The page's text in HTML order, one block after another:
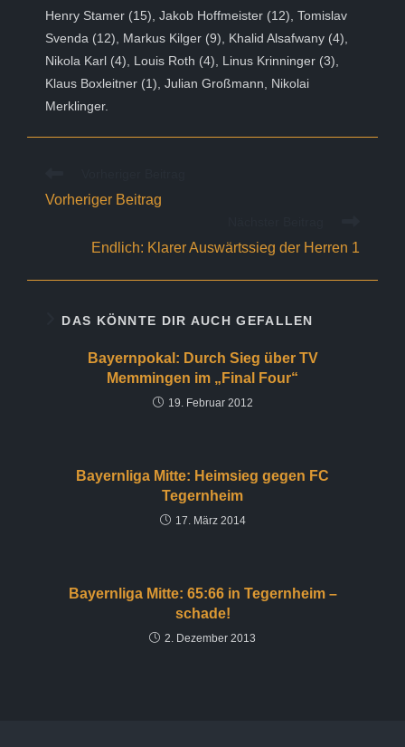
Henry Stamer (15), Jakob Hoffmeister (12), Tomislav
Svenda (12), Markus Kilger (9), Khalid Alsafwany (4),
Nikola Karl (4), Louis Roth (4), Linus Krinninger (3),
Klaus Boxleitner (1), Julian Großmann, Nikolai
Merklinger.
ansehen
Vorheriger Beitrag
Endlich: Klarer Auswärtssieg der Herren 1
DAS KÖNNTE DIR AUCH GEFALLEN
Bayernpokal: Durch Sieg über TV
Memmingen im „Final Four“
19. Februar 2012
Bayernliga Mitte: Heimsieg gegen FC
Tegernheim
17. März 2014
Bayernliga Mitte: 65:66 in Tegernheim –
schade!
2. Dezember 2013